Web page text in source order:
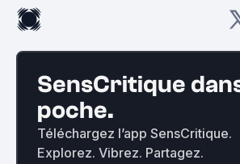
SensCritique
poche.
Téléchargez l’app SensCritique.
Explorez. Vibrez. Partagez.